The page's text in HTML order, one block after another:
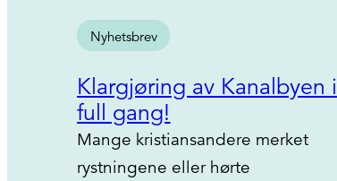
Nyhetsbrev
Klargjøring av Kanalbyen i
full gang!
Mange kristiansandere merket
rystningene eller hørte